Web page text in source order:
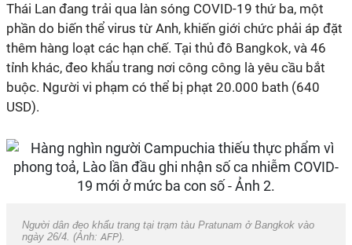
Thái Lan đang trải qua làn sóng COVID-19 thứ ba, một
phần do biến thể virus từ Anh, khiến giới chức phải áp đặt
thêm hàng loạt các hạn chế. Tại thủ đô Bangkok, và 46
tỉnh khác, đeo khẩu trang nơi công công là yêu cầu bắt
buộc. Người vi phạm có thể bị phạt 20.000 bath (640
USD).
Người dân đeo khẩu trang tại trạm tàu Pratunam ở Bangkok vào
ngày 26/4. (Ảnh:AFP).